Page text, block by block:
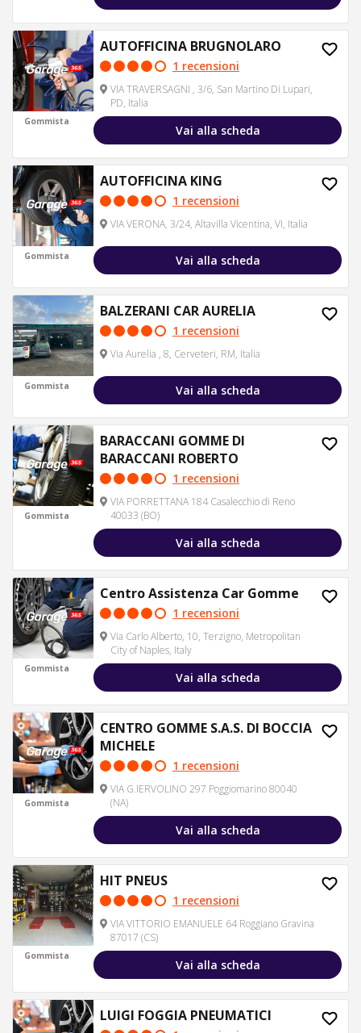
Gommista
AUTOFFICINA BRUGNOLARO
1 recensioni
VIA TRAVERSAGNI , 3/6, San Martino Di Lupari,
PD, Italia
Vai alla scheda
Gommista
AUTOFFICINA KING
1 recensioni
VIA VERONA, 3/24, Altavilla Vicentina, VI, Italia
Vai alla scheda
Gommista
BALZERANI CAR AURELIA
1 recensioni
Via Aurelia , 8, Cerveteri, RM, Italia
Vai alla scheda
Gommista
BARACCANI GOMME DI
BARACCANI ROBERTO
1 recensioni
VIA PORRETTANA 184 Casalecchio di Reno
40033 (BO)
Vai alla scheda
Gommista
Centro Assistenza Car Gomme
1 recensioni
Via Carlo Alberto, 10, Terzigno, Metropolitan
City of Naples, Italy
Vai alla scheda
Gommista
CENTRO GOMME S.A.S. DI BOCCIA
MICHELE
1 recensioni
VIA G.IERVOLINO 297 Poggiomarino 80040
(NA)
Vai alla scheda
Gommista
HIT PNEUS
1 recensioni
VIA VITTORIO EMANUELE 64 Roggiano Gravina
87017 (CS)
Vai alla scheda
LUIGI FOGGIA PNEUMATICI